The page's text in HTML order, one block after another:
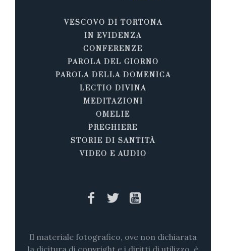
VESCOVO DI TORTONA
IN EVIDENZA
CONFERENZE
PAROLA DEL GIORNO
PAROLA DELLA DOMENICA
LECTIO DIVINA
MEDITAZIONI
OMELIE
PREGHIERE
STORIE DI SANTITÀ
VIDEO E AUDIO
Il materiale fotografico, ove non dichiarata